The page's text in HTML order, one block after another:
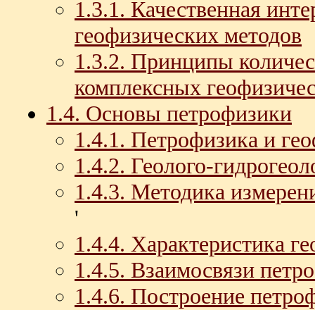
1.3.1. Качественная
геофизических методов
1.3.2. Принципы
комплексных
1.4. Основы петрофизики
1.4.1. Петрофизика и
1.4.2. Геолого-
1.4.3. Методика
'
1.4.4. Характеристика
1.4.5. Взаимосвязи
1.4.6. Построение